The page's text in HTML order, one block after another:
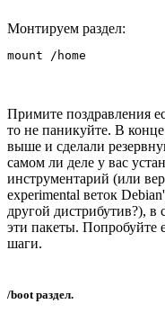
Монтируем раздел:
mount /home
Примите поздравления
то не паникуйте. В
выше и сделали
самом ли деле у вас
инструментарий (или
experimental веток
другой дистрибутив?),
эти пакеты. Попробуйте
шаги.
/boot раздел.